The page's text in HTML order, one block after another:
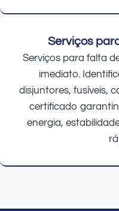
Serviços
Serviços para falta
imediato.
disjuntores, fusíveis,
certificado
energia,